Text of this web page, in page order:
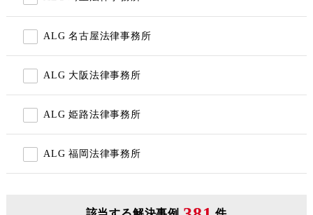
ALG 名古屋法律事務所
ALG 大阪法律事務所
ALG 姫路法律事務所
ALG 福岡法律事務所